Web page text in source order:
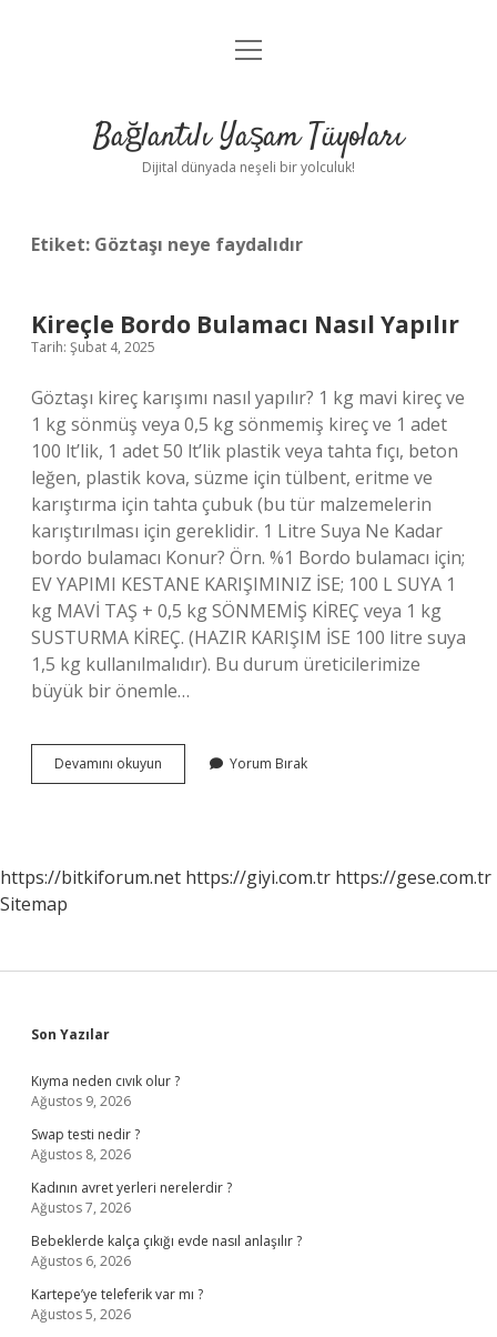
Anasayfa
Yasal Uyarı
menüyü
Bağlantılı Yaşam Tüyoları
Dijital dünyada neşeli bir yolculuk!
Etiket: Göztaşı neye faydalıdır
Kireçle Bordo Bulamacı Nasıl Yapılır
Tarih: Şubat 4, 2025
Göztaşı kireç karışımı nasıl yapılır? 1 kg mavi kireç ve
1 kg sönmüş veya 0,5 kg sönmemiş kireç ve 1 adet
100 lt’lik, 1 adet 50 lt’lik plastik veya tahta fıçı, beton
leğen, plastik kova, süzme için tülbent, eritme ve
karıştırma için tahta çubuk (bu tür malzemelerin
karıştırılması için gereklidir. 1 Litre Suya Ne Kadar
bordo bulamacı Konur? Örn. %1 Bordo bulamacı için;
EV YAPIMI KESTANE KARIŞIMINIZ İSE; 100 L SUYA 1
kg MAVİ TAŞ + 0,5 kg SÖNMEMİŞ KİREÇ veya 1 kg
SUSTURMA KİREÇ. (HAZIR KARIŞIM İSE 100 litre suya
1,5 kg kullanılmalıdır). Bu durum üreticilerimize
büyük bir önemle…
Devamını okuyun
Bordo
Yorum Bırak
https://bitkiforum.net https://giyi.com.tr https://gese.com.tr
Sitemap
Sidebar
Son Yazılar
Kıyma neden cıvık olur ?
Ağustos 9, 2026
Swap testi nedir ?
Ağustos 8, 2026
Kadının avret yerleri nerelerdir ?
Ağustos 7, 2026
Bebeklerde kalça çıkığı evde nasıl anlaşılır ?
Ağustos 6, 2026
Kartepe’ye teleferik var mı ?
Ağustos 5, 2026